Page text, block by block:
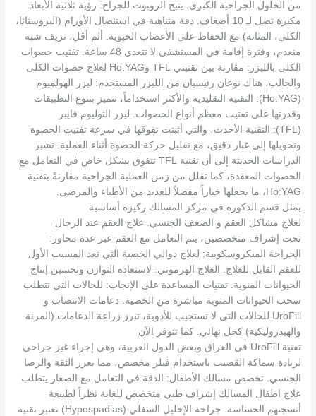
من الحلول الجراحية الكبرى. يتيح الروبوت للجراح: رؤية ثلاثية الأبعاد
مكبرة تصل لـ 10 أضعاف. دقة متناهية في استئصال الأورام (البروستاتا،
الكلى، المثانة) مع الحفاظ على الأعصاب الحيوية. ألم أقل، نزيف شبه
منعدم، وفترة إقامة في المستشفى لا تتعدى 48 ساعة. تفتيت حصوات
الكلى بالليزر: مقارنة بين تقنيتي TFL وHo:YAG لعلاج حصوات الكلى
والحالب، هناك نوعان رئيسيان من الليزر المستخدم: ليزر الهولميوم
(Ho:YAG): التقنية التقليدية والأكثر استخداماً، تتميز بتنوع التطبيقات
وقدرتها على تفتيت معظم أنواع الحصوات. ليزر الثوليوم فايبر
(TFL): التقنية الأحدث، والتي أثبتت تفوقها في سرعة تفتيت الحصوة
وتحويلها إلى غبار دقيق، مع تقليل حركة الحصوة أثناء العملية. تشير
الدراسات الحديثة إلى أن تقنية TFL تتفوق بشكل خاص في التعامل مع
الحصوات المعقدة، كما تقلل من زمن العملية الجراحية مقارنةً بتقنية
Ho:YAG، ما يجعلها خياراً مفضلاً للعديد من الأطباء والمرضى.
يمثل قسم الذكورة في مركز المسالك ركيزة أساسية
لعلاج مشاكل العقم و الضعف الجنسي. علاج العقم عند الرجال
تحت إشراف متخصصين، يتم التعامل مع العقم عبر عدة محاور:
الجراحة الميكروسكوبية: لعلاج دوالي الخصية التي تعد المسبب الأول
للعقم القابل للعلاج. العلاج الهرموني: لاستعادة التوازن وتحسين إنتاج
الحيوانات المنوية. تقنيات المساعدة على الإنجاب: للحالات التي تتطلب
سحب الحيوانات المنوية مباشرة من الخصية. دعامات الانتصاب و
UroFill للحالات التي لا تستجيب للأدوية، تبرز زراعة الدعامات (المرنة
والهيدروليكية) كحل نهائي. كما تتوفر الآن
تقنية UroFill في العراق وبعض الدول العربية، وهي إجراء غير جراحي
لزيادة سماكة القضيب باستخدام فيلر مخصص، مما يعزز الثقة والرضا
الجنسي. تخصص مسالك الأطفال: الدقة في التعامل مع الصغار يتطلب
علاج اطفال المسالك إشراف طبي متخصص للغاية نظراً لطبيعة
أنسجتهم الحساسة. جراحة الإحليل السفلي (Hypospadias) تعتبر تقنية